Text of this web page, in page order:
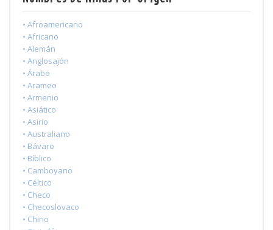
• Afroamericano
• Africano
• Alemán
• Anglosajón
• Árabe
• Arameo
• Armenio
• Asiático
• Asirio
• Australiano
• Bávaro
• Bíblico
• Camboyano
• Céltico
• Checo
• Checoslovaco
• Chino